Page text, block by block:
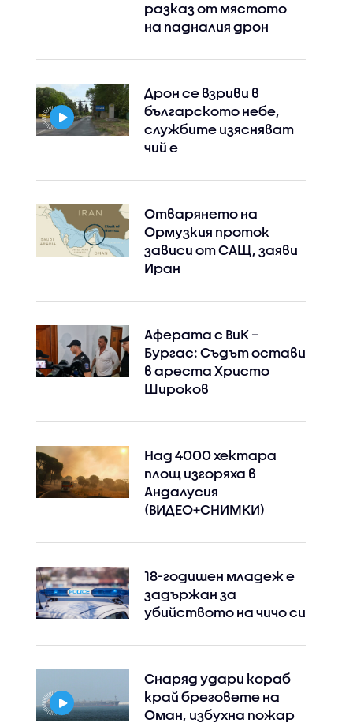
разказ от мястото
на падналия дрон
Дрон се взриви в
българското небе,
службите изясняват
чий е
Отварянето на
Ормузкия проток
зависи от САЩ, заяви
Иран
Аферата с ВиК –
Бургас: Съдът остави
в ареста Христо
Широков
Над 4000 хектара
площ изгоряха в
Андалусия
(ВИДЕО+СНИМКИ)
18-годишен младеж е
задържан за
убийството на чичо си
Снаряд удари кораб
край бреговете на
Оман, избухна пожар